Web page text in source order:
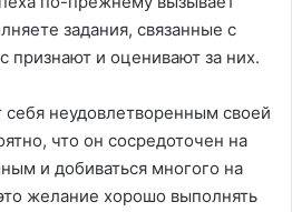
задания, связанные с
признают и оценивают за них.
себя неудовлетворенным своей
что он сосредоточен на
и добиваться многого на
желание хорошо выполнять